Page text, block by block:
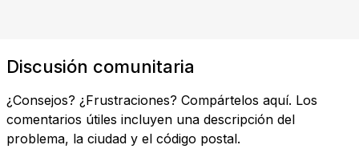
Discusión comunitaria
¿Consejos? ¿Frustraciones? Compártelos aquí. Los
comentarios útiles incluyen una descripción del
problema, la ciudad y el código postal.